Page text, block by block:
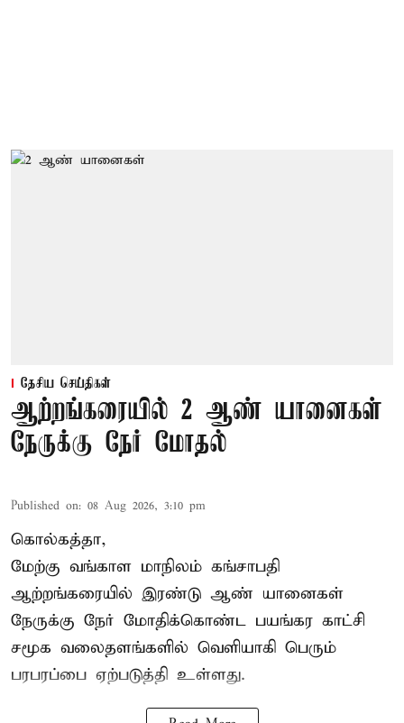
தேசிய செய்திகள்
ஆற்றங்கரையில் 2 ஆண் யானைகள்
நேருக்கு நேர் மோதல்
Published on: 08 Aug 2026, 3:10 pm
கொல்கத்தா,
மேற்கு வங்காள மாநிலம் கங்சாபதி
ஆற்றங்கரையில் இரண்டு ஆண் யானைகள்
நேருக்கு நேர் மோதிக்கொண்ட பயங்கர காட்சி
சமூக வலைதளங்களில் வெளியாகி பெரும்
பரபரப்பை ஏற்படுத்தி உள்ளது.